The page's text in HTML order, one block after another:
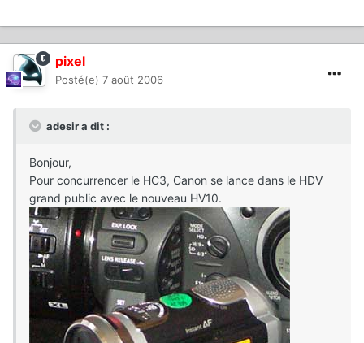
pixel
Posté(e) 7 août 2006
adesir a dit :
Bonjour,
Pour concurrencer le HC3, Canon se lance dans le HDV
grand public avec le nouveau HV10.